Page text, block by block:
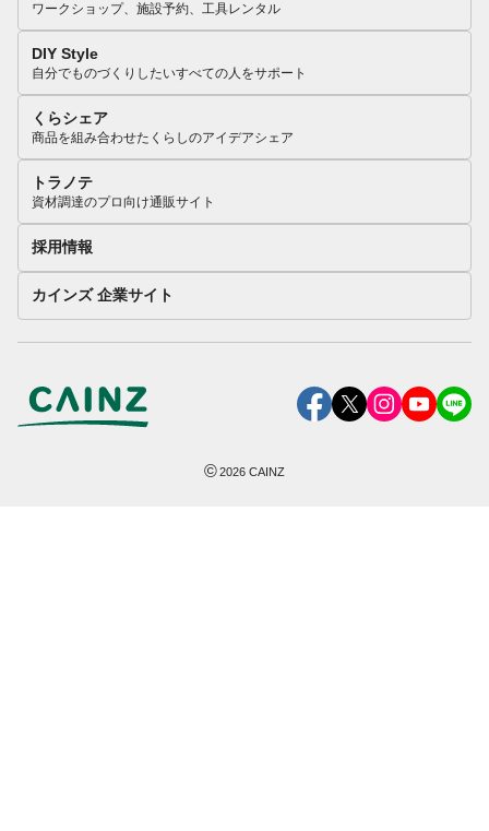
ワークショップ、施設予約、工具レンタル
DIY Style
自分でものづくりしたいすべての人をサポート
くらシェア
商品を組み合わせたくらしのアイデアシェア
トラノテ
資材調達のプロ向け通販サイト
採用情報
カインズ 企業サイト
©2026 CAINZ